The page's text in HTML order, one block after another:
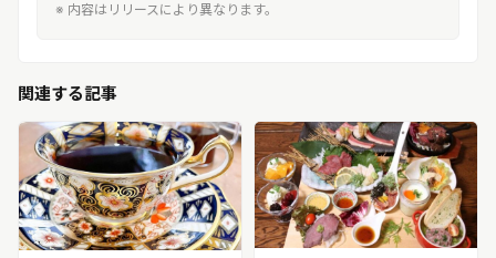
※ 内容はリリースにより異なります。
関連する記事